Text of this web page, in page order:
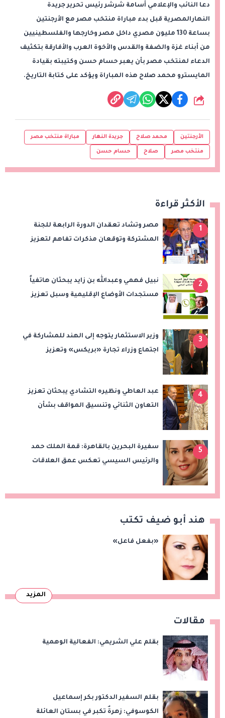
دعا النائب والإعلامي أسامة شرشر رئيس تحرير جريدة
النهارالمصرية قبل بدء مباراة منتخب مصر مع الأرجنتين
بساعة 130 مليون مصري داخل مصر وخارجها والفلسطينيين
من أبناء غزة والضفة والقدس والأخوة العرب والأفارقة بتكثيف
الدعاء لمنتخب مصر بأن يعبر حسام حسن وكتيبته بقيادة
المايسترو محمد صلاح هذه المباراة ويؤكد على كتابة التاريخ.
شارك
الأرجنتين محمد صلاح جريدة النهار مباراة منتخب مصر
منتخب مصر صلاح حسام حسن
الأكثر قراءة
1
مصر وتشاد تعقدان الدورة الرابعة للجنة
المشتركة وتوقعان مذكرات تفاهم لتعزيز
2
نبيل فهمي وعبدالله بن زايد يبحثان هاتفياً
مستجدات الأوضاع الإقليمية وسبل تعزيز
3
وزير الاستثمار يتوجه إلى الهند للمشاركة في
اجتماع وزراء تجارة «بريكس» وتعزيز
4
عبد العاطي ونظيره التشادي يبحثان تعزيز
التعاون الثنائي وتنسيق المواقف بشأن
5
سفيرة البحرين بالقاهرة: قمة الملك حمد
والرئيس السيسي تعكس عمق العلاقات
هند أبو ضيف تكتب
«بفعل فاعل»
المزيد
مقالات
بقلم علي الشريمي: الفعالية الوهمية
بقلم السفير الدكتور بكر إسماعيل
الكوسوفي: زهرةٌ تكبر في بستان العائلة